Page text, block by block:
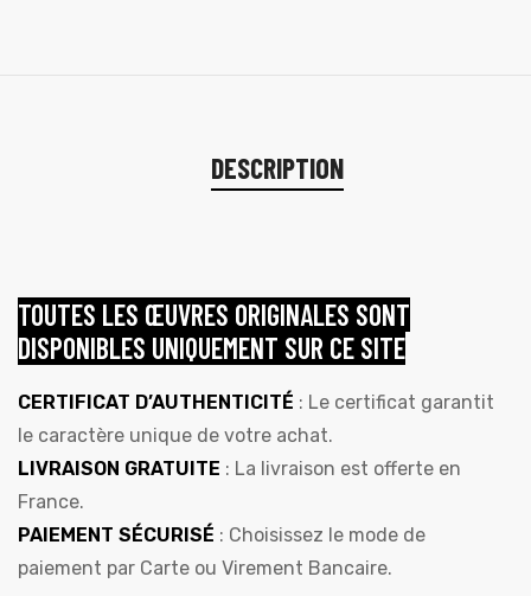
DESCRIPTION
TOUTES LES ŒUVRES ORIGINALES SONT
DISPONIBLES UNIQUEMENT SUR CE SITE
CERTIFICAT D’AUTHENTICITÉ : Le certificat garantit
le caractère unique de votre achat.
LIVRAISON GRATUITE : La livraison est offerte en
France.
PAIEMENT SÉCURISÉ : Choisissez le mode de
paiement par Carte ou Virement Bancaire.